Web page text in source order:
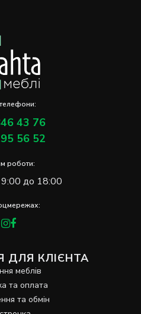
43 76
56 52
роботи:
до 18:00
ДЛЯ КЛІЄНТА
меблів
та оплата
та обмін